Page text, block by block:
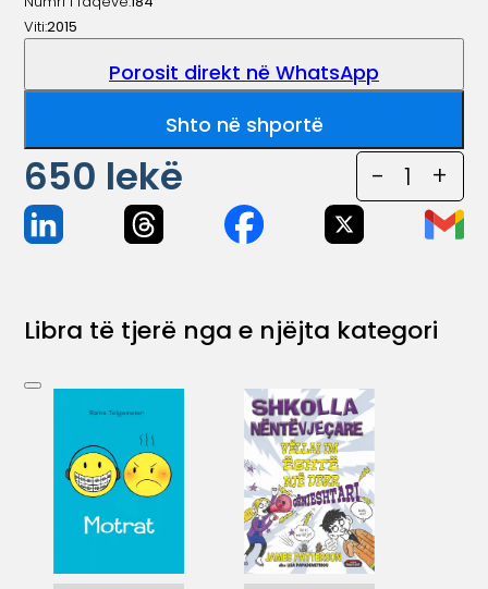
Viti:2015
Porosit direkt në WhatsApp
Shto në shportë
650 lekë - 1 +
Libra të tjerë nga e njëjta kategori